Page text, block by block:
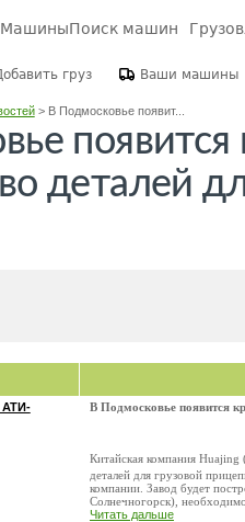
МашиныПоиск машин
груз Ваши машины
> В Подмосковье появит...
появится
деталей
АТИ-
В Подмосковье появится
Китайская компания Huajing
деталей для грузовой
компании. Завод будет
Солнечногорск),
Читать дальше